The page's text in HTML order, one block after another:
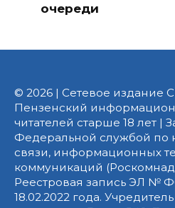
очереди
© 2026 | Сетевое издание
Пензенский
читателей старше 18 лет |
Федеральной службой по
связи, информационных
коммуникаций
Реестровая запись ЭЛ №
18.02.2022 года.